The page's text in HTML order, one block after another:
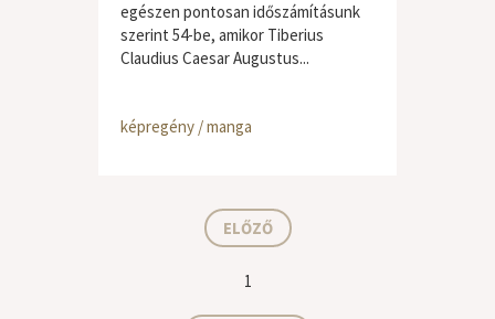
egészen pontosan időszámításunk
szerint 54-be, amikor Tiberius
Claudius Caesar Augustus...
képregény / manga
ELŐZŐ
1